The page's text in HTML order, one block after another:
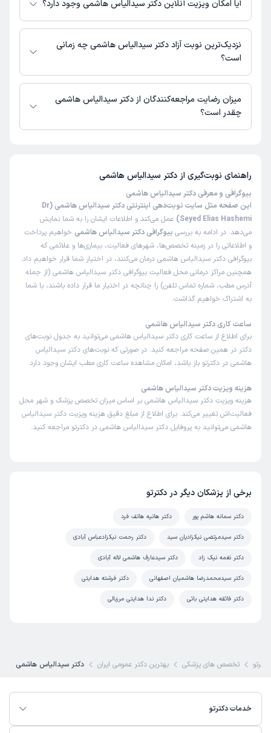
آیا امکان ویزیت آنلاین دکتر سیدالیاس هاشمی وجود دارد؟
در حال حاضر اطلاعاتی درباره ارائه ویزیت آنلاین توسط دکتر سیدالیاس هاشمی
در دسترس نیست. برای دریافت اطلاعات دقیق‌تر، لطفاً با مطب تماس بگیرید.
نزدیک‌ترین نوبت آزاد دکتر سیدالیاس هاشمی چه زمانی
است؟
زمان نوبت‌دهی و پذیرش بیماران با هماهنگی مطب مشخص می‌شود.
میزان رضایت مراجعه‌کنندگان از دکتر سیدالیاس هاشمی
چقدر است؟
راهنمای نوبت‌گیری از دکتر سیدالیاس هاشمی
بیوگرافی و معرفی دکتر سیدالیاس هاشمی
این صفحه مثل سایت نوبت‌دهی اینترنتی دکتر سیدالیاس هاشمی (Dr
Seyed Elias Hashemi)
عمل می‌کند و اطلاعات ایشان را به شما نمایش
می‌دهد. در ادامه به بررسی بیوگرافی دکتر سیدالیاس هاشمی خواهیم پرداخت
و اطلاعاتی را در زمینه تخصص‌ها، شهرهای فعالیت، بیماری‌ها و علائمی که
بیوگرافی دکتر سیدالیاس هاشمی درمان می‌کنند، در اختیار شما قرار خواهیم داد.
همچنین مراکز درمانی محل فعالیت بیوگرافی دکتر سیدالیاس هاشمی (از جمله
آدرس مطب، شماره تماس تلفن) را چنانچه در اختیار ما قرار داده باشند، با شما
به اشتراک خواهیم گذاشت.
ساعت کاری دکتر سیدالیاس هاشمی
برای اطلاع از ساعت کاری دکتر سیدالیاس هاشمی می‌توانید به جدول نوبت‌های
دکتر در همین صفحه مراجعه کنید. در صورتی که نوبت‌های دکتر سیدالیاس
هاشمی در دکترتو باز باشد، امکان مشاهده ساعت کاری مطب ایشان وجود دارد.
هزینه ویزیت دکتر سیدالیاس هاشمی
هزینه ویزیت دکتر سیدالیاس هاشمی بر اساس میزان تخصص پزشک و شهر محل
فعالیت‌اش تغییر می‌کند. برای اطلاع از مبلغ دقیق هزینه ویزیت دکتر سیدالیاس
هاشمی می‌توانید به پروفایل دکتر سیدالیاس هاشمی در دکترتو مراجعه کنید.
برخی از پزشکان دیگر در دکترتو
دکتر سمانه هاشم پور دکتر هانیه هاتف فرد
دکتر سیدمرتضی نیکزادیان سید دکتر رحمت نیکزادعباس آبادی
دکتر نغمه نیک زاد دکتر سیدعارف هاشمی لاله آبادی
دکتر سیدمحمدرضا هاشمیان اصفهانی دکتر فرشته هدایتی
دکتر فائقه هدایتی بائی دکتر ندا هدایتی مرزبالی
دکترتو تخصص های پزشکی بهترین دکتر عمومی ایران دکتر سیدالیاس هاشمی
خدمات دکترتو